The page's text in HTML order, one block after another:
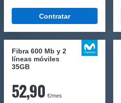
Contratar
Fibra 600 Mb y 2
líneas móviles
35GB
52,90 €/mes